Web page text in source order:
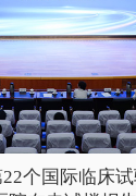
个国际临床